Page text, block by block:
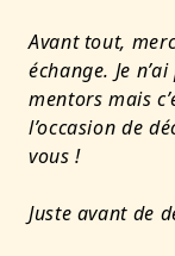
Avant tout,
échange. Je
mentors mais
l’occasion de
vous !
Juste avant de